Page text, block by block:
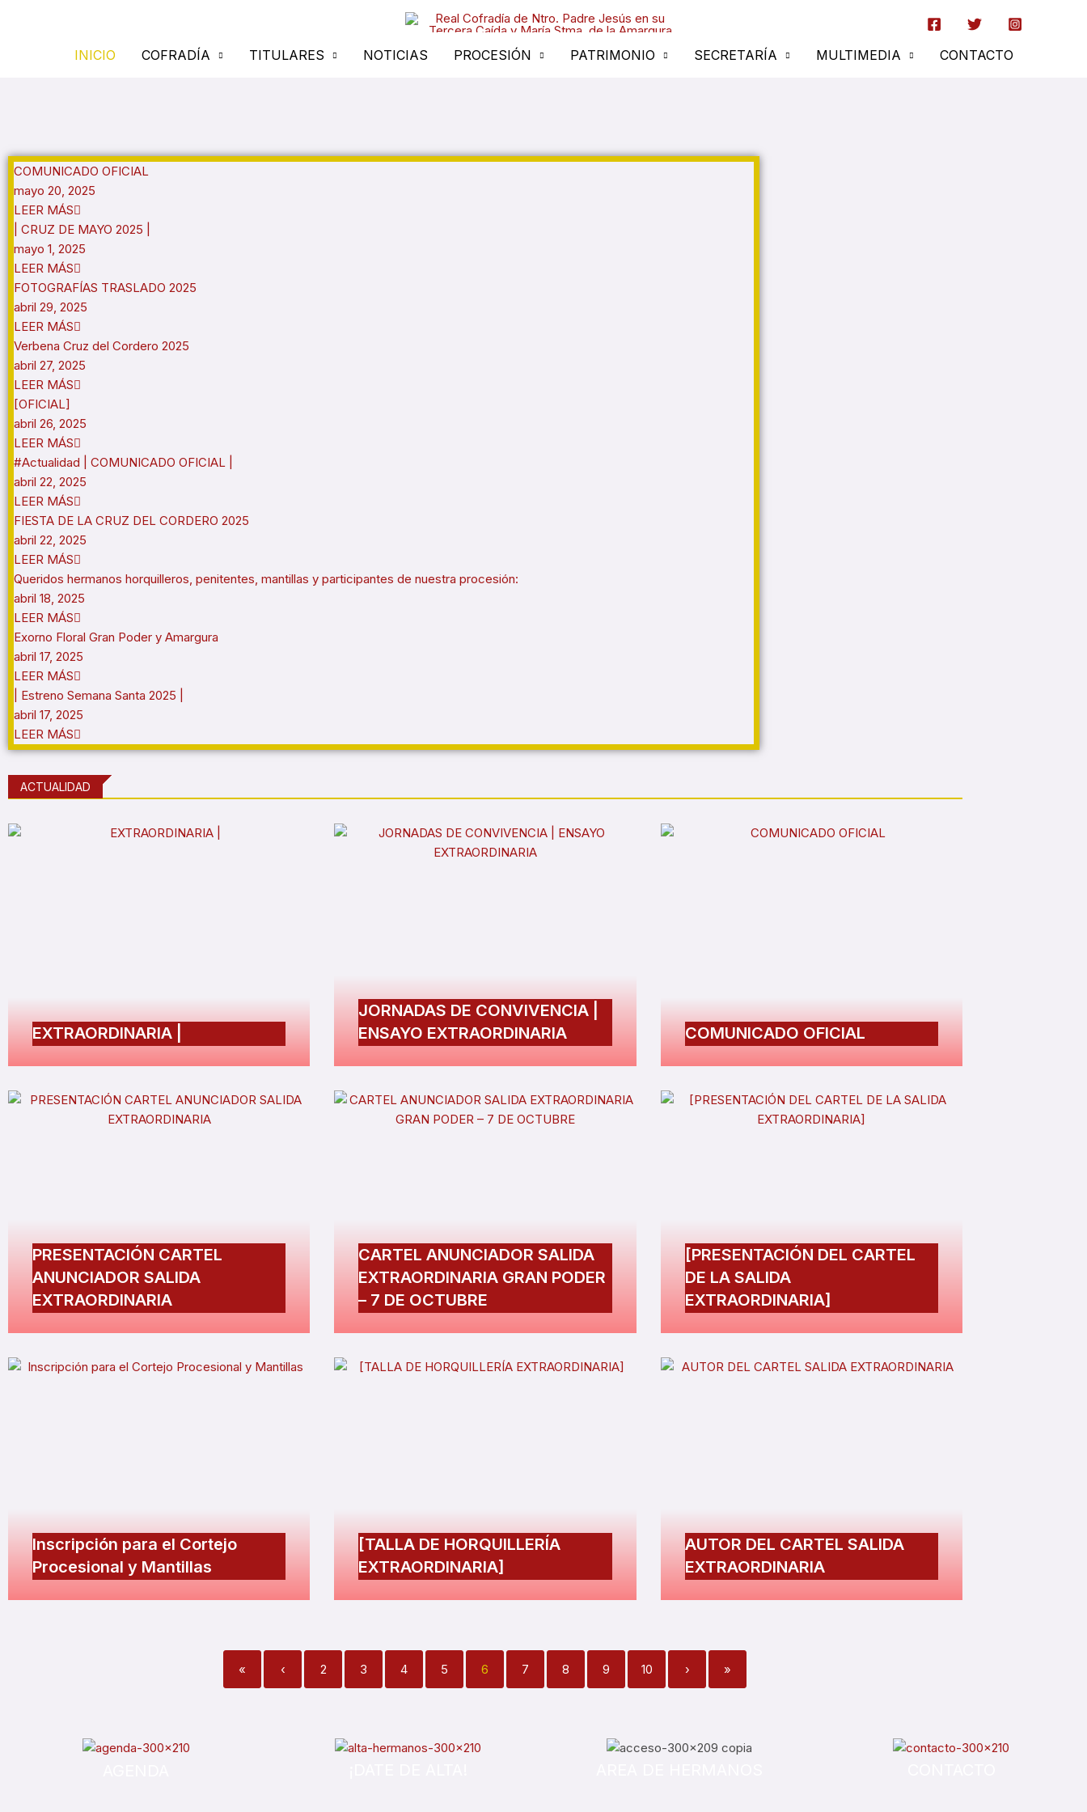
INICIO COFRADÍA TITULARES NOTICIAS PROCESIÓN PATRIMONIO SECRETARÍA MULTIMEDIA CONTACTO
COMUNICADO OFICIAL
mayo 20, 2025
LEER MÁS
| CRUZ DE MAYO 2025 |
mayo 1, 2025
LEER MÁS
FOTOGRAFÍAS TRASLADO 2025
abril 29, 2025
LEER MÁS
Verbena Cruz del Cordero 2025
abril 27, 2025
LEER MÁS
[OFICIAL]
abril 26, 2025
LEER MÁS
#Actualidad | COMUNICADO OFICIAL |
abril 22, 2025
LEER MÁS
FIESTA DE LA CRUZ DEL CORDERO 2025
abril 22, 2025
LEER MÁS
Queridos hermanos horquilleros, penitentes, mantillas y participantes de nuestra procesión:
abril 18, 2025
LEER MÁS
Exorno Floral Gran Poder y Amargura
abril 17, 2025
LEER MÁS
| Estreno Semana Santa 2025 |
abril 17, 2025
LEER MÁS
ACTUALIDAD
EXTRAORDINARIA |
JORNADAS DE CONVIVENCIA |
ENSAYO EXTRAORDINARIA
COMUNICADO OFICIAL
PRESENTACIÓN CARTEL
ANUNCIADOR SALIDA
EXTRAORDINARIA
CARTEL ANUNCIADOR SALIDA
EXTRAORDINARIA GRAN PODER
– 7 DE OCTUBRE
[PRESENTACIÓN DEL CARTEL
DE LA SALIDA
EXTRAORDINARIA]
Inscripción para el Cortejo
Procesional y Mantillas
[TALLA DE HORQUILLERÍA
EXTRAORDINARIA]
AUTOR DEL CARTEL SALIDA
EXTRAORDINARIA
« ‹ 2 3 4 5 6 7 8 9 10 › »